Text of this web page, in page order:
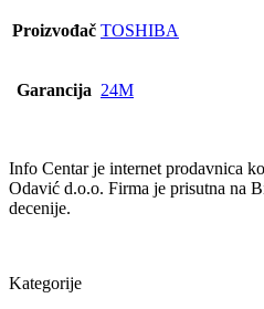
Proizvođač TOSHIBA
Garancija 24M
Info Centar je internet prodavnica
Odavić d.o.o. Firma je prisutna na
decenije.
Kategorije